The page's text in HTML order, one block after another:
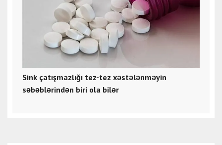
Sink çatışmazlığı tez-tez xəstələnməyin
səbəblərindən biri ola bilər